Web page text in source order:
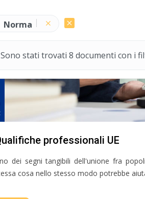
Norma
Sono stati trovati 8 documenti con i
professionali UE
dei segni tangibili dell'unione fra
cosa nello stesso modo potrebbe